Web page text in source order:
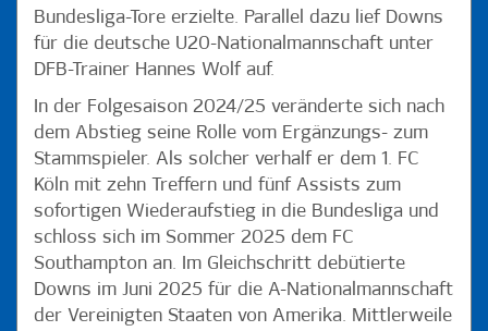
Bundesliga-Tore erzielte. Parallel dazu lief Downs
für die deutsche U20-Nationalmannschaft unter
DFB-Trainer Hannes Wolf auf.
In der Folgesaison 2024/25 veränderte sich nach
dem Abstieg seine Rolle vom Ergänzungs- zum
Stammspieler. Als solcher verhalf er dem 1. FC
Köln mit zehn Treffern und fünf Assists zum
sofortigen Wiederaufstieg in die Bundesliga und
schloss sich im Sommer 2025 dem FC
Southampton an. Im Gleichschritt debütierte
Downs im Juni 2025 für die A-Nationalmannschaft
der Vereinigten Staaten von Amerika. Mittlerweile